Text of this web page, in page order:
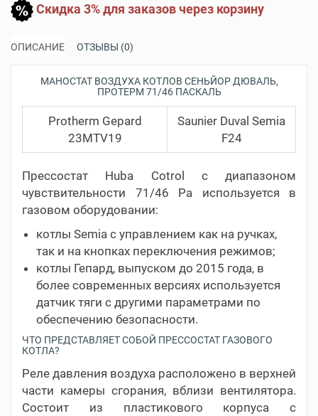
Скидка 3% для заказов через корзину
ОПИСАНИЕ ОТЗЫВЫ (0)
МАНОСТАТ ВОЗДУХА КОТЛОВ СЕНЬЙОР ДЮВАЛЬ,
ПРОТЕРМ 71/46 ПАСКАЛЬ
Protherm Gepard
23MTV19
Saunier Duval Semia
F24
Прессостат Huba Cotrol с диапазоном
чувствительности 71/46 Pa используется в
газовом оборудовании:
котлы Semia с управлением как на ручках,
так и на кнопках переключения режимов;
котлы Гепард, выпуском до 2015 года, в
более современных версиях используется
датчик тяги с другими параметрами по
обеспечению безопасности.
ЧТО ПРЕДСТАВЛЯЕТ СОБОЙ ПРЕССОСТАТ ГАЗОВОГО
КОТЛА?
Реле давления воздуха расположено в верхней
части камеры сгорания, вблизи вентилятора.
Состоит из пластикового корпуса с